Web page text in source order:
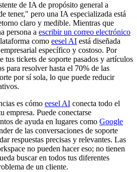
de IA de propósito general a
tener," pero una IA especializada está
claro y medible. Mientras que
persona a escribir un correo electrónico
como eesel AI está diseñada
específico y costoso. Por
tus tickets de soporte pasados y artículos
para resolver hasta el 70% de las
por sí sola, lo que puede reducir
es cómo eesel AI conecta todo el
empresa. Puede conectarse
de ayuda en lugares como Google
de las conversaciones de soporte
respuestas precisas y relevantes. Las
no pueden hacer eso; no tienen
buscar en todos tus diferentes
de un cliente.